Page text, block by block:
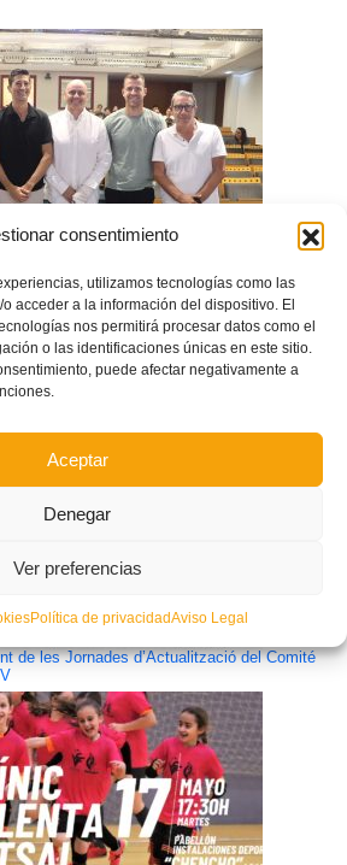
consentimiento
utilizamos tecnologías como las
acceder a la información del dispositivo. El
nos permitirá procesar datos como el
o las identificaciones únicas en este sitio.
puede afectar negativamente a
Aceptar
Denegar
Ver preferencias
Política de privacidadAviso Legal
del Villarreal CF assistixen a les Jornades
celebrades en l’UJI de Castelló
de les Jornades d’Actualització del Comité